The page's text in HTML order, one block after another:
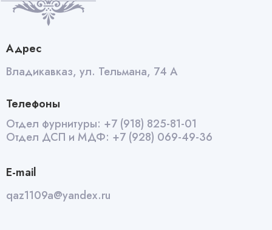
Адрес
Владикавказ, ул. Тельмана, 74 А
Телефоны
Отдел фурнитуры: +7 (918) 825-81-01
Отдел ДСП и МДФ: +7 (928) 069-49-36
E-mail
qaz1109a@yandex.ru